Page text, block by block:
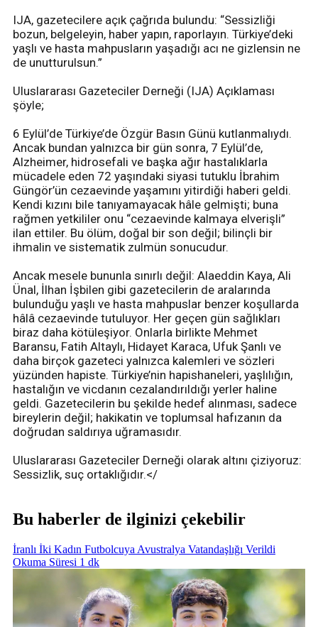
IJA, gazetecilere açık çağrıda bulundu: “Sessizliği
bozun, belgeleyin, haber yapın, raporlayın. Türkiye’deki
yaşlı ve hasta mahpusların yaşadığı acı ne gizlensin ne
de unutturulsun.”
Uluslararası Gazeteciler Derneği (IJA) Açıklaması
şöyle;
6 Eylül’de Türkiye’de Özgür Basın Günü kutlanmalıydı.
Ancak bundan yalnızca bir gün sonra, 7 Eylül’de,
Alzheimer, hidrosefali ve başka ağır hastalıklarla
mücadele eden 72 yaşındaki siyasi tutuklu İbrahim
Güngör’ün cezaevinde yaşamını yitirdiği haberi geldi.
Kendi kızını bile tanıyamayacak hâle gelmişti; buna
rağmen yetkililer onu “cezaevinde kalmaya elverişli”
ilan ettiler. Bu ölüm, doğal bir son değil; bilinçli bir
ihmalin ve sistematik zulmün sonucudur.
Ancak mesele bununla sınırlı değil: Alaeddin Kaya, Ali
Ünal, İlhan İşbilen gibi gazetecilerin de aralarında
bulunduğu yaşlı ve hasta mahpuslar benzer koşullarda
hâlâ cezaevinde tutuluyor. Her geçen gün sağlıkları
biraz daha kötüleşiyor. Onlarla birlikte Mehmet
Baransu, Fatih Altaylı, Hidayet Karaca, Ufuk Şanlı ve
daha birçok gazeteci yalnızca kalemleri ve sözleri
yüzünden hapiste. Türkiye’nin hapishaneleri, yaşlılığın,
hastalığın ve vicdanın cezalandırıldığı yerler haline
geldi. Gazetecilerin bu şekilde hedef alınması, sadece
bireylerin değil; hakikatin ve toplumsal hafızanın da
doğrudan saldırıya uğramasıdır.
Uluslararası Gazeteciler Derneği olarak altını çiziyoruz:
Sessizlik, suç ortaklığıdır.</
Bu haberler de ilginizi çekebilir
İranlı İki Kadın Futbolcuya Avustralya Vatandaşlığı Verildi
Okuma Süresi 1 dk